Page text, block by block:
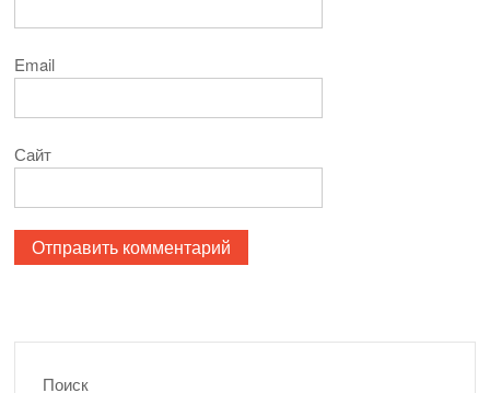
Email
Сайт
Поиск